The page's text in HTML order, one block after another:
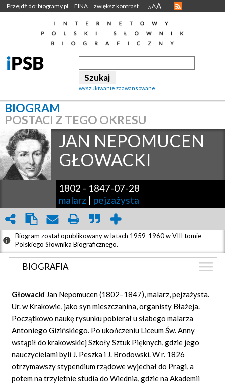
Przejdź do: biogramy.pl FINA zwiększ kontrast A AA
wyszukiwanie zaawansowane
BIOGRAM
POSTACI Z TEGO OKRESU
JAN NEPOMUCEN
GŁOWACKI
1802 - 1847-07-28
malarz | pejzażysta
Biogram został opublikowany w latach 1959-1960 w VIII tomie
Polskiego Słownika Biograficznego.
BIOGRAFIA
ZDJĘCIA
(32)
CIEKAWOSTKI (2)
GRAF POWIĄZAŃ
DYSKUSJA
Mapa
Głowacki Jan Nepomucen (1802–1847), malarz, pejzażysta.
Ur. w Krakowie, jako syn mieszczanina, organisty Błażeja.
Początkowo naukę rysunku pobierał u słabego malarza
Antoniego Gizińskiego. Po ukończeniu Liceum Św. Anny
wstąpił do krakowskiej Szkoły Sztuk Pięknych, gdzie jego
nauczycielami byli J. Peszka i J. Brodowski. W r. 1826
otrzymawszy stypendium rządowe wyjechał do Pragi, a
potem na trzyletnie studia do Wiednia, gdzie na Akademii